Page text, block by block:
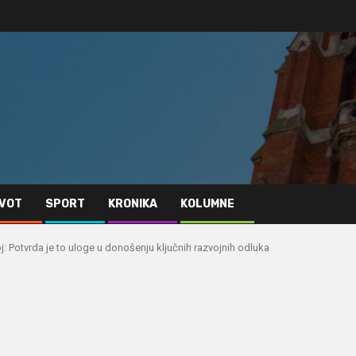
SPORT KRONIKA KOLUMNE
Potvrda je to uloge u donošenju ključnih razvojnih odluka